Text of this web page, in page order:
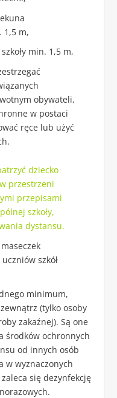
1,5 m,
min. 1,5 m,
obywateli,
w postaci
ręce lub użyć
dziecko
przestrzeni
przepisami
szkoły,
dystansu.
szkół
minimum,
(tylko osoby
zakaźnej). Są one
środków ochronnych
od innych osób
w wyznaczonych
się dezynfekcję